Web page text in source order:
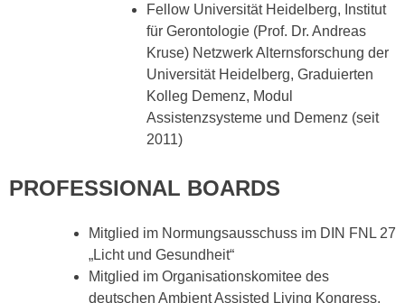
Fellow Universität Heidelberg, Institut
für Gerontologie (Prof. Dr. Andreas
Kruse) Netzwerk Alternsforschung der
Universität Heidelberg, Graduierten
Kolleg Demenz, Modul
Assistenzsysteme und Demenz (seit
2011)
PROFESSIONAL BOARDS
Mitglied im Normungsausschuss im DIN FNL 27
„Licht und Gesundheit“
Mitglied im Organisationskomitee des
deutschen Ambient Assisted Living Kongress,